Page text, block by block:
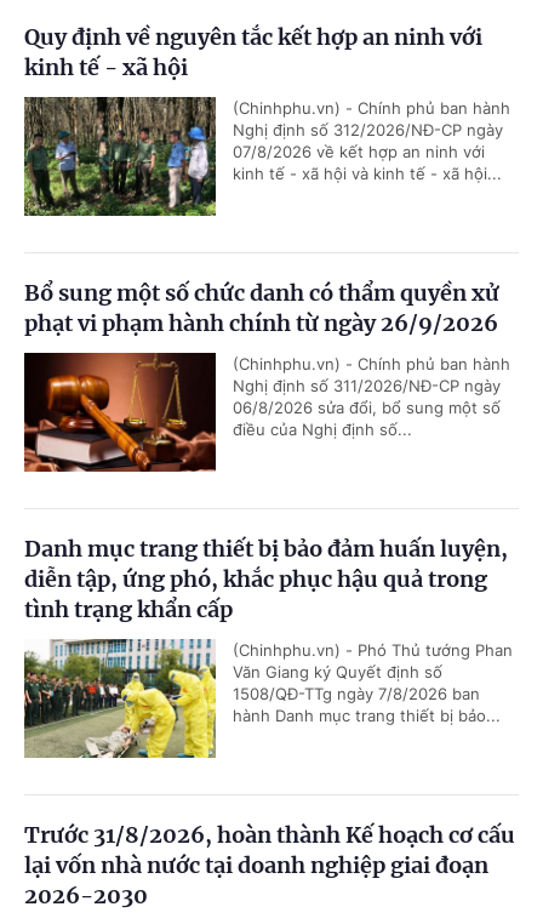
Quy định về nguyên tắc kết hợp an ninh với
kinh tế - xã hội
(Chinhphu.vn) - Chính phủ ban hành
Nghị định số 312/2026/NĐ-CP ngày
07/8/2026 về kết hợp an ninh với
kinh tế - xã hội và kinh tế - xã hội...
Bổ sung một số chức danh có thẩm quyền xử
phạt vi phạm hành chính từ ngày 26/9/2026
(Chinhphu.vn) - Chính phủ ban hành
Nghị định số 311/2026/NĐ-CP ngày
06/8/2026 sửa đổi, bổ sung một số
điều của Nghị định số...
Danh mục trang thiết bị bảo đảm huấn luyện,
diễn tập, ứng phó, khắc phục hậu quả trong
tình trạng khẩn cấp
(Chinhphu.vn) - Phó Thủ tướng Phan
Văn Giang ký Quyết định số
1508/QĐ-TTg ngày 7/8/2026 ban
hành Danh mục trang thiết bị bảo...
Trước 31/8/2026, hoàn thành Kế hoạch cơ cấu
lại vốn nhà nước tại doanh nghiệp giai đoạn
2026-2030